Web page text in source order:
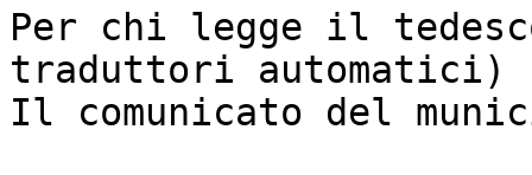
Per chi legge il
traduttori automatici)
Il comunicato del